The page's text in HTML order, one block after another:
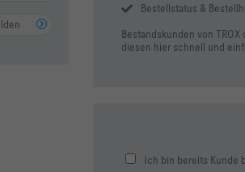
Bestellstatus &
Bestandskunden von
diesen hier schnell und
Ich bin bereits Kunde